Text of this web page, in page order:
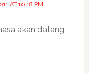
AT 10:18 PM
akan datang